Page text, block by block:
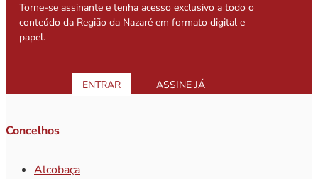
Torne-se assinante e tenha acesso exclusivo a todo o
conteúdo da Região da Nazaré em formato digital e
papel.
ENTRAR ASSINE JÁ
Concelhos
Alcobaça